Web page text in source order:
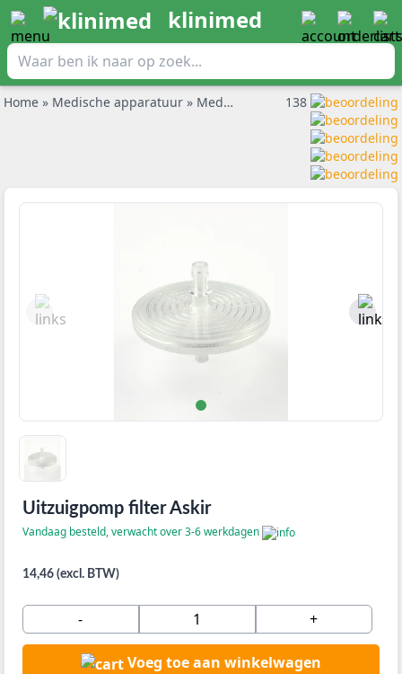
klinimed
Home » Medische apparatuur » Medische uitzuigpomp »
138
Uitzuigpomp filter Askir
Vandaag besteld, verwacht over 3-6 werkdagen
14,46 (excl. BTW)
- +
Voeg toe aan winkelwagen